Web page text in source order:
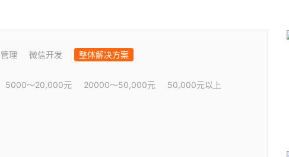
理 微信开发 整体解决方案
5000～20,000元 20000～50,000元 50,000元以上